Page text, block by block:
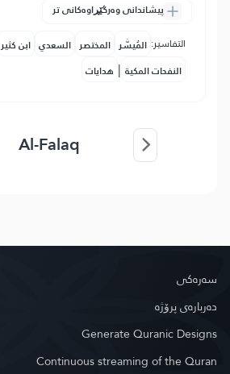
پیشاندانی وەرگێڕاوەکانی تر
التفاسير: المُيسَّر المختصر السعدي ابن كثير
النفحات المكية | هدايات
Al-Falaq
سه‌ره‌كی
دەربارەی پرۆژە
Generate Quranic Designs
Continuous streaming of the Quran